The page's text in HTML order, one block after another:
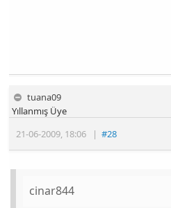
tuana09
21-06-2009, 18:06 |#28
Yıllanmış Üye
cinar844